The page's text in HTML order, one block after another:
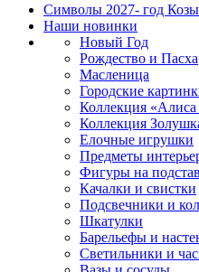
Символы 2027- год
Наши новинки
Новый Год
Рождество и Пасха
Масленица
Городские
Коллекция «Алиса
Коллекция
Елочные игрушки
Предметы
Фигуры на
Качалки и свистки
Подсвечники и
Шкатулки
Барельефы и
Светильники и